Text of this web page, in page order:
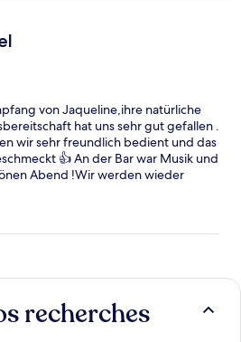
von Jaqueline,ihre natürliche
hat uns sehr gut gefallen .
wir sehr freundlich bedient und das
👍 An der Bar war Musik und
Abend !Wir werden wieder
recherches